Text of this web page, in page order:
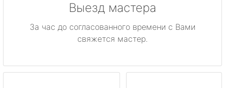
Выезд мастера
За час до согласованного времени с Вами
свяжется мастер.